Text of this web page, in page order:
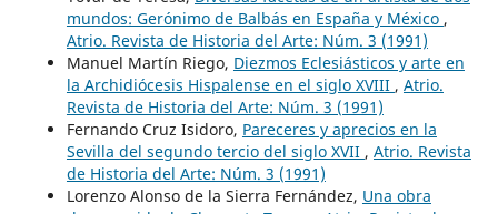
mundos: Gerónimo de Balbás en España y México ,
Atrio. Revista de Historia del Arte: Núm. 3 (1991)
Manuel Martín Riego, Diezmos Eclesiásticos y arte en
la Archidiócesis Hispalense en el siglo XVIII , Atrio.
Revista de Historia del Arte: Núm. 3 (1991)
Fernando Cruz Isidoro, Pareceres y aprecios en la
Sevilla del segundo tercio del siglo XVII , Atrio. Revista
de Historia del Arte: Núm. 3 (1991)
Lorenzo Alonso de la Sierra Fernández, Una obra